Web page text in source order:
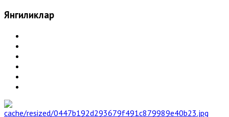
Янгиликлар